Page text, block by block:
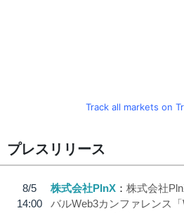
Track all markets on
プレスリリース
8/5
14:00
株式会社PlnX
株式会社
バルWeb3カンファレンス